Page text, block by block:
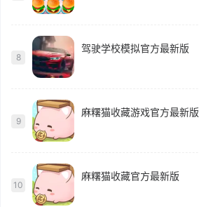
8
驾驶学校模拟官方最新版
9
麻糬猫收藏游戏官方最新版
10
麻糬猫收藏官方最新版